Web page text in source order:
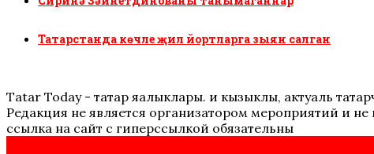
Татарстанда көчле җил йортларга зыян салган
Tatar Today - татар яңалыклары. иң кызыклы, актуаль
Редакция не является организатором мероприятий и
ссылка на сайт с гиперссылкой обязательны